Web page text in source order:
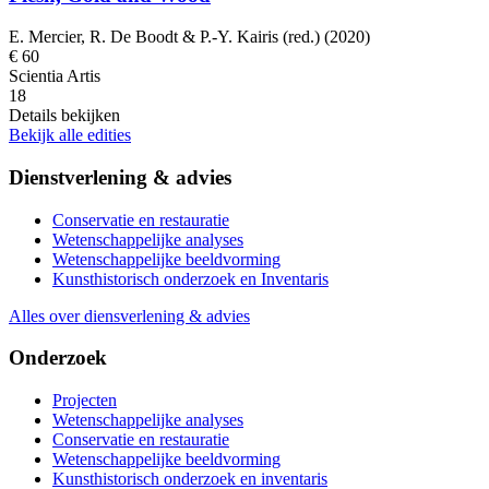
E. Mercier, R. De Boodt & P.-Y. Kairis (red.) (2020)
€ 60
Scientia Artis
18
Details bekijken
Bekijk alle edities
Dienstverlening & advies
Conservatie en restauratie
Wetenschappelijke analyses
Wetenschappelijke beeldvorming
Kunsthistorisch onderzoek en Inventaris
Alles over diensverlening & advies
Onderzoek
Projecten
Wetenschappelijke analyses
Conservatie en restauratie
Wetenschappelijke beeldvorming
Kunsthistorisch onderzoek en inventaris